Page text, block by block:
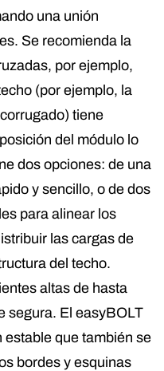
una unión
Se recomienda la
por ejemplo,
(por ejemplo, la
tiene
del módulo lo
dos opciones: de una
y sencillo, o de dos
para alinear los
las cargas de
del techo.
altas de hasta
segura. El easyBOLT
que también se
bordes y esquinas